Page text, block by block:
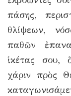
πάσης,
θλίψεων,
παθῶν
ἱκέτας σου,
χάριν πρὸς